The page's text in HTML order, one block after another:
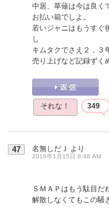
中居、草薙は今は良く
お払い箱でしよ。
若いジャニはもうすぐ
し
キムタクでさえ２，３
売り上げなど記録ずく
それな！ 349
47 名無しだＪ より
2016年1月15日 8:48 AM
ＳＭＡＰはもう駄目だ
解散しなくてもこの騒